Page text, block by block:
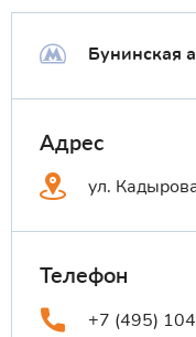
Бунинская
Адрес
ул.
Телефон
+7 (495)